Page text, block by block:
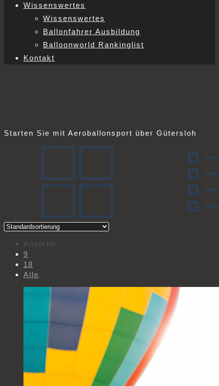
Wissenswertes
Wissenswertes
Ballonfahrer Ausbildung
Balloonworld Rankinglist
Kontakt
Starten Sie mit Aeroballonsport über Gütersloh
Ansicht:
9
18
Alle